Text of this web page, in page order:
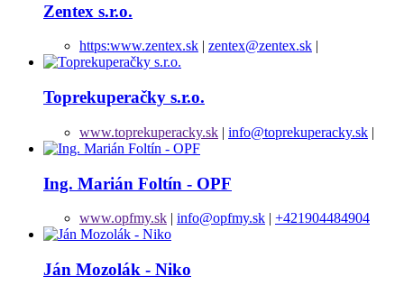
Zentex s.r.o.
https:www.zentex.sk | zentex@zentex.sk |
Toprekuperačky s.r.o.
www.toprekuperacky.sk | info@toprekuperacky.sk |
Ing. Marián Foltín - OPF
www.opfmy.sk | info@opfmy.sk | +421904484904
Ján Mozolák - Niko